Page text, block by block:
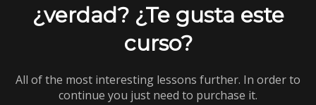
¿verdad? ¿Te gusta este
curso?
All of the most interesting lessons further. In order to
continue you just need to purchase it.